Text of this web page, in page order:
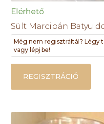
Elérhető
Sült Marcipán Batyu
Még nem regisztráltál? Légy
vagy lépj be!
REGISZTRÁCIÓ